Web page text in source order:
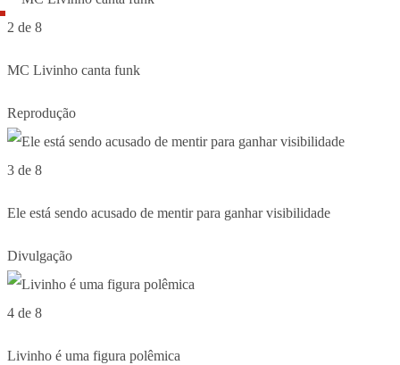
2 de 8
MC Livinho canta funk
Reprodução
3 de 8
Ele está sendo acusado de mentir para ganhar visibilidade
Divulgação
4 de 8
Livinho é uma figura polêmica